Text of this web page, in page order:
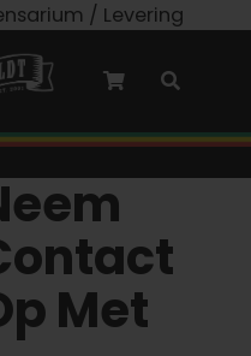
/ Levering
Met